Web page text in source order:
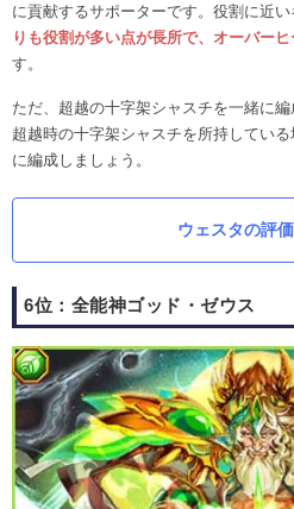
に貢献するサポーターです。役割に近い
りも役割が多い点が長所で、オーバー
す。
ただ、超越の十字架シャスチを一緒に編
超越時の十字架シャスチを所持してい
に編成しましょう。
ウェスタの評
6位：全能神ゴッド・ゼウス